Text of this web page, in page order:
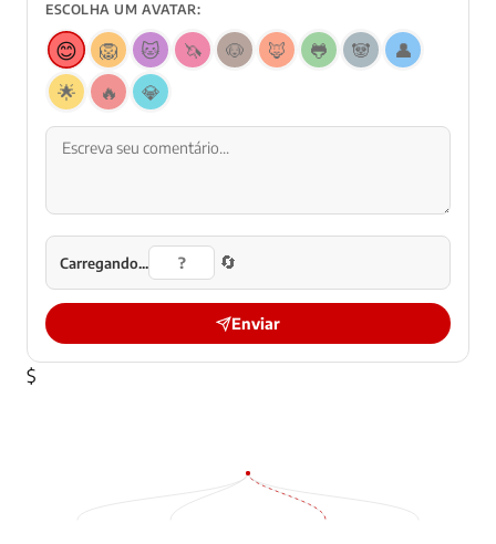
ESCOLHA UM AVATAR:
😊 🦁 🐱 🦄 🐶 🦊 🐸 🐼
👤
🌟
🔥 💎
Carregando... 🔄
Enviar
$